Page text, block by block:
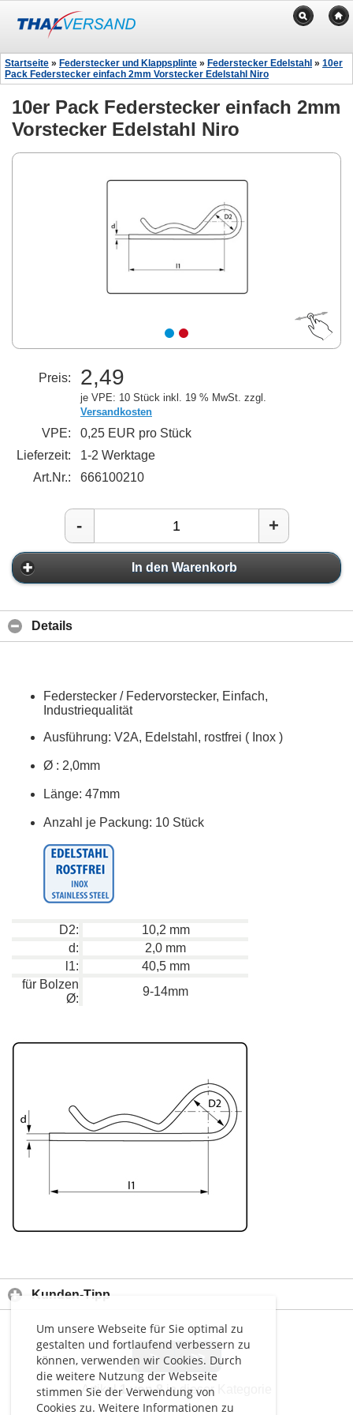
Um unsere Webseite für Sie optimal zu
gestalten und fortlaufend verbessern zu
können, verwenden wir Cookies. Durch
die weitere Nutzung der Webseite
stimmen Sie der Verwendung von
Cookies zu. Weitere Informationen zu
Startseite » Federstecker und Klappsplinte » Federstecker Edelstahl » 10er
Pack Federstecker einfach 2mm Vorstecker Edelstahl Niro
10er Pack Federstecker einfach 2mm
Vorstecker Edelstahl Niro
Preis: 2,49
je VPE: 10 Stück inkl. 19 % MwSt. zzgl.
Versandkosten
VPE:
0,25 EUR pro Stück
Lieferzeit:
1-2 Werktage
Art.Nr.:
666100210
- +
In den Warenkorb
Details
Federstecker / Federvorstecker, Einfach,
Industriequalität
Ausführung: V2A, Edelstahl, rostfrei ( Inox )
Ø : 2,0mm
Länge: 47mm
Anzahl je Packung: 10 Stück
D2:
10,2 mm
d:
2,0 mm
l1:
40,5 mm
für Bolzen
Ø:
9-14mm
Kunden-Tipp
> >>
Artikel1 von 8in dieser Kategorie